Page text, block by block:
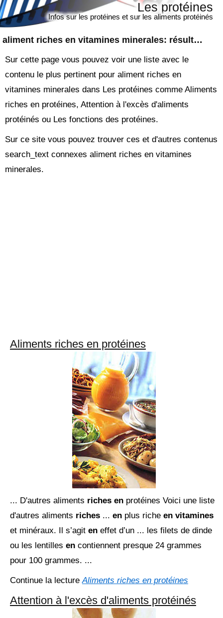
aliment riches en vitamines minerales: résultats
Les protéines
Infos sur les protéines et sur les aliments protéinés
Sur cette page vous pouvez voir une liste avec le
contenu le plus pertinent pour aliment riches en
vitamines minerales dans Les protéines comme Aliments
riches en protéines, Attention à l'excès d'aliments
protéinés ou Les fonctions des protéines.
Sur ce site vous pouvez trouver ces et d'autres contenus
search_text connexes aliment riches en vitamines
minerales.
Aliments riches en protéines
... D'autres aliments riches en protéines Voici une liste
d'autres aliments riches ... en plus riche en vitamines
et minéraux. Il s’agit en effet d’un ... les filets de dinde
ou les lentilles en contiennent presque 24 grammes
pour 100 grammes. ...
Continue la lectureAliments riches en protéines
Attention à l'excès d'aliments protéinés